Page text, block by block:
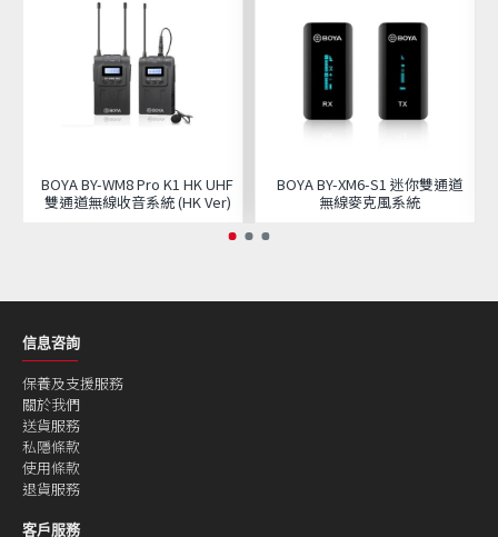
BOYA BY-WM8 Pro K1 HK UHF
雙通道無線收音系統 (HK Ver)
BOYA BY-XM6-S1 迷你雙通道
無線麥克風系統
信息咨詢
保養及支援服務
關於我們
送貨服務
私隱條款
使用條款
退貨服務
客戶服務